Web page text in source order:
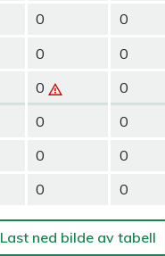
0
0
0
0
0
0
0
0
0
0
0
0
Last ned bilde av tabell